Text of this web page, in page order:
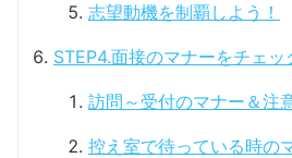
志望動機を制覇しよう！
STEP4.面接のマナーをチェッ
訪問～受付のマナー＆注
控え室で待っている時の